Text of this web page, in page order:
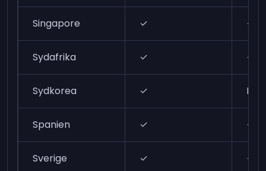
Singapore ✓ ✓
Sydafrika ✓ ✓
Sydkorea ✓ N/A
Spanien ✓ ✓
Sverige ✓ ✓